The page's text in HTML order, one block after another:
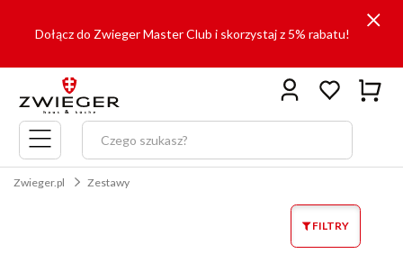
Dołącz do Zwieger Master Club i skorzystaj z 5% rabatu!
Menu
główne
Zwieger.pl Zestawy
FILTRY